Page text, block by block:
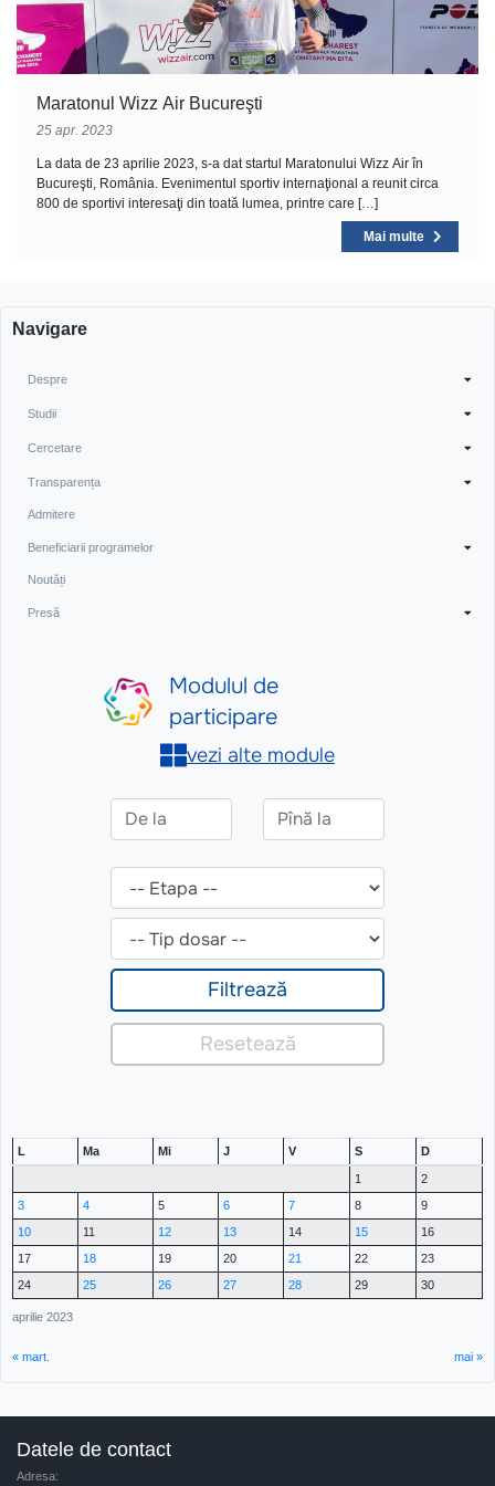
Maratonul Wizz Air Bucureşti
25 apr. 2023
La data de 23 aprilie 2023, s-a dat startul Maratonului Wizz Air în
Bucureşti, România. Evenimentul sportiv internaţional a reunit circa
800 de sportivi interesaţi din toată lumea, printre care […]
Mai multe
Navigare
Despre
Studii
Cercetare
Transparența
Admitere
Beneficiarii programelor
Noutăți
Presă
aprilie 2023
L Ma Mi J V S D
1
2
3
4 5 6 7 8
9
10
11 12 13 14 15
16
17
18 19 20 21 22
23
24
25 26 27 28 29 30
« mart. mai »
Datele de contact
Adresa: